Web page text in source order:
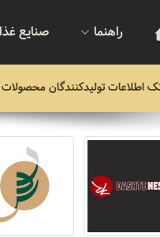
راهنما صنایع
اطلاعات تولیدکنندگان